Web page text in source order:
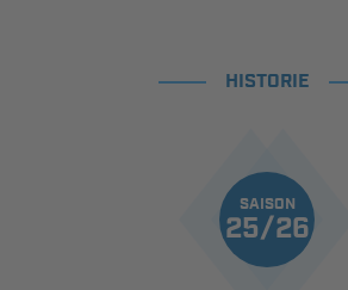
HISTORIE
SAISON
25/26